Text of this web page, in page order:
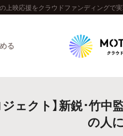
上映応援をクラウドファンディングで実
人気のプロジェクト 新着
る
ェクト】新鋭･竹中
の人